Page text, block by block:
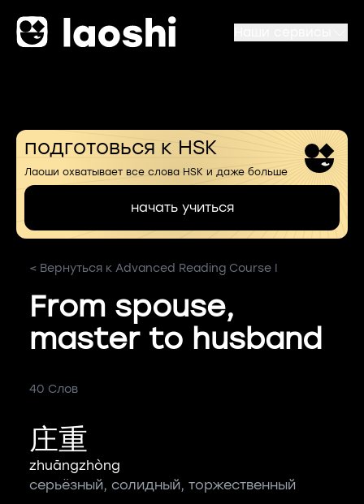
подготовься к HSK
Лаоши охватывает все слова HSK и даже больше
начать учиться
< Вернуться к Advanced Reading Course I
From spouse,
master to husband
40 Слов
庄重
zhuāngzhòng
серьёзный, солидный, торжественный